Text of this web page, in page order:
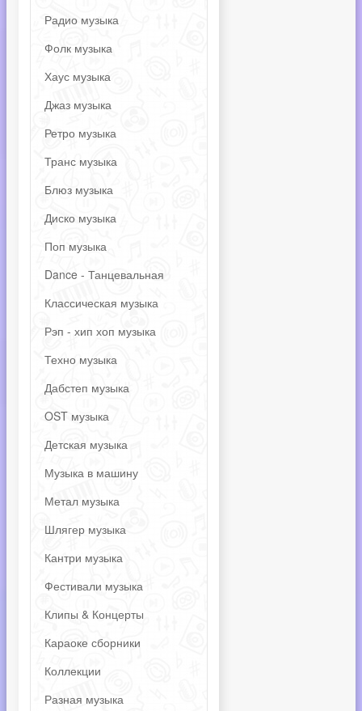
Радио музыка
Фолк музыка
Хаус музыка
Джаз музыка
Ретро музыка
Транс музыка
Блюз музыка
Диско музыка
Поп музыка
Dance - Танцевальная
Классическая музыка
Рэп - хип хоп музыка
Техно музыка
Дабстеп музыка
OST музыка
Детская музыка
Музыка в машину
Метал музыка
Шлягер музыка
Кантри музыка
Фестивали музыка
Клипы & Концерты
Караоке сборники
Коллекции
Разная музыка